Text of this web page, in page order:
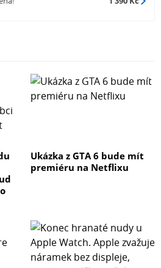
Ukázka z GTA 6 bude mít
premiéru na Netflixu